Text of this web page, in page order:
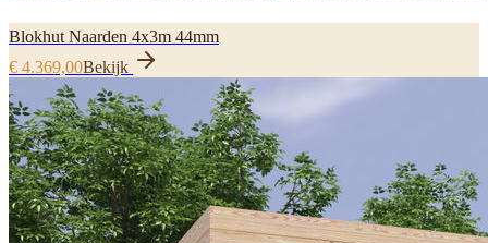
Blokhut Naarden 4x3m 44mm
€ 4.369,00Bekijk